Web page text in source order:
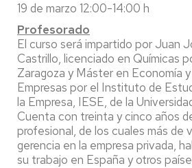
19 de marzo 12:00-14:00 h
Profesorado
El curso será impartido por Juan
Castrillo, licenciado en Químicas
Zaragoza y Máster en Economía
Empresas por el Instituto de
la Empresa, IESE, de la
Cuenta con treinta y cinco años
profesional, de los cuales más de
gerencia en la empresa privada,
su trabajo en España y otros